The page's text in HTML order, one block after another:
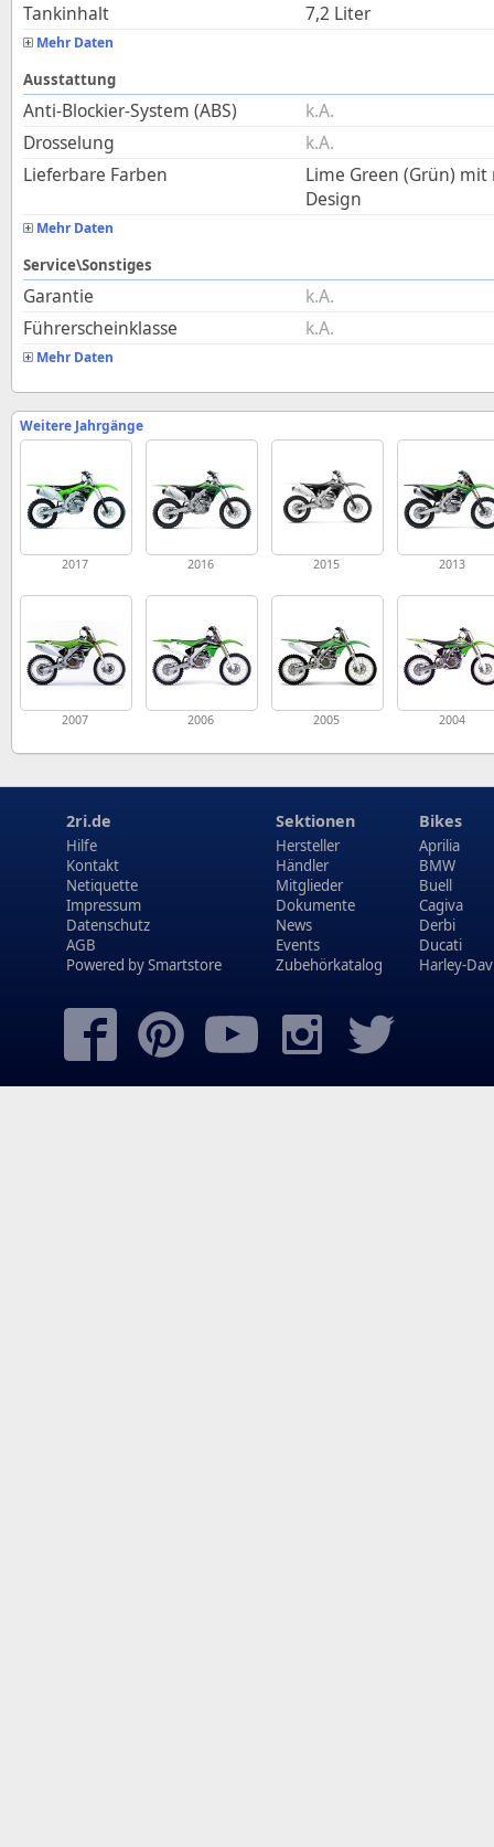
Tankinhalt
7,2 Liter
Mehr Daten
Ausstattung
Anti-Blockier-System (ABS)
k.A.
Drosselung
k.A.
Lieferbare Farben
Lime Green (Grün)
Design
Mehr Daten
Service\Sonstiges
Garantie
k.A.
Führerscheinklasse
k.A.
Mehr Daten
Weitere Jahrgänge
2017 2016 2015 2013
2007 2006 2005 2004
2ri.de
Hilfe
Kontakt
Netiquette
Impressum
Datenschutz
AGB
Powered bySmartstore
Sektionen
Hersteller
Händler
Mitglieder
Dokumente
News
Events
Zubehörkatalog
Bikes
Aprilia
BMW
Buell
Cagiva
Derbi
Ducati
Harley-